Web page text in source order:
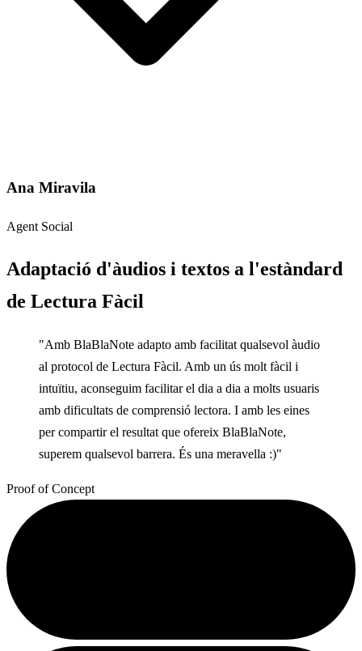
Ana Miravila
Agent Social
Adaptació d'àudios i textos a l'estàndard
de Lectura Fàcil
"Amb BlaBlaNote adapto amb facilitat qualsevol àudio
al protocol de Lectura Fàcil. Amb un ús molt fàcil i
intuïtiu, aconseguim facilitar el dia a dia a molts usuaris
amb dificultats de comprensió lectora. I amb les eines
per compartir el resultat que ofereix BlaBlaNote,
superem qualsevol barrera. És una meravella :)"
Proof of Concept